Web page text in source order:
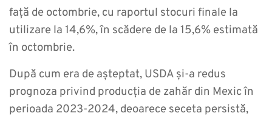
față de octombrie, cu raportul stocuri finale la
utilizare la 14,6%, în scădere de la 15,6% estimată
în octombrie.
După cum era de așteptat, USDA și-a redus
prognoza privind producția de zahăr din Mexic în
perioada 2023-2024, deoarece seceta persistă,